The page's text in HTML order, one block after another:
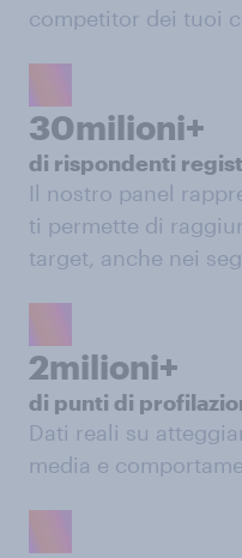
competitor dei tuoi
30milioni+
di rispondenti
Il nostro panel
ti permette di
target, anche nei
2milioni+
di punti di
Dati reali su
media e